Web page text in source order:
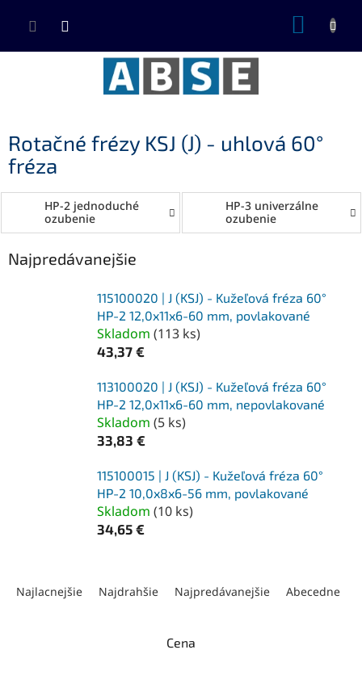
Rotačné frézy KSJ (J) - uhlová 60°
fréza
HP-2 jednoduché
ozubenie
HP-3 univerzálne
ozubenie
Najpredávanejšie
115100020 | J (KSJ) - Kužeľová fréza 60°
HP-2 12,0x11x6-60 mm, povlakované
Skladom (113 ks)
43,37 €
113100020 | J (KSJ) - Kužeľová fréza 60°
HP-2 12,0x11x6-60 mm, nepovlakované
Skladom (5 ks)
33,83 €
115100015 | J (KSJ) - Kužeľová fréza 60°
HP-2 10,0x8x6-56 mm, povlakované
Skladom (10 ks)
34,65 €
Najlacnejšie Najdrahšie Najpredávanejšie Abecedne
Cena